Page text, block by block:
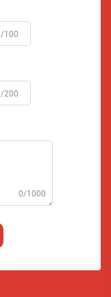
100
200
0/1000